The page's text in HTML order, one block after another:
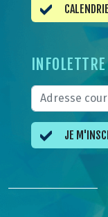
INFOLETTRE
JE